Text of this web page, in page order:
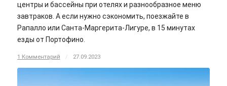
центры и бассейны при отелях и разнообразное меню
завтраков. А если нужно сэкономить, поезжайте в
Рапалло или Санта-Маргерита-Лигуре, в 15 минутах
езды от Портофино.
1 Комментарий / 27.09.2023